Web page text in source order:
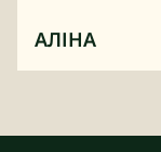
АЛІНА